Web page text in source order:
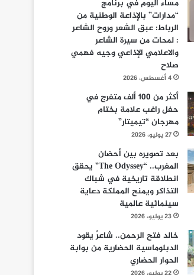
مساء اليوم في برنامج
“مدارات” بالإذاعة الوطنية من
الرباط: عبق الشعر وروح الشاعر
: لمحات من سيرة الشاعر
والاعلامي الإذاعي وجيه فهمي
صلاح
4 أغسطس، 2026
أكثر من 100 ألف متفرج في
حفل راغب علامة بختام
مهرجان “تيميتار”
27 يوليو، 2026
بعد تصويره بين أحضان
المغرب.. “The Odyssey” يحقق
انطلاقة تاريخية في شباك
التذاكر ويمنح المملكة دعاية
سينمائية عالمية
23 يوليو، 2026
خالد فتح الرحمن.. شاعرٌ يقود
الدبلوماسية الحضارية من بوابة
الحوار الحضاري